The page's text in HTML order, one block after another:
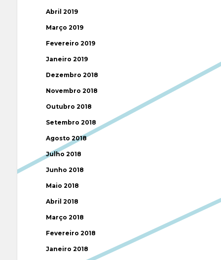
Abril 2019
Março 2019
Fevereiro 2019
Janeiro 2019
Dezembro 2018
Novembro 2018
Outubro 2018
Setembro 2018
Agosto 2018
Julho 2018
Junho 2018
Maio 2018
Abril 2018
Março 2018
Fevereiro 2018
Janeiro 2018